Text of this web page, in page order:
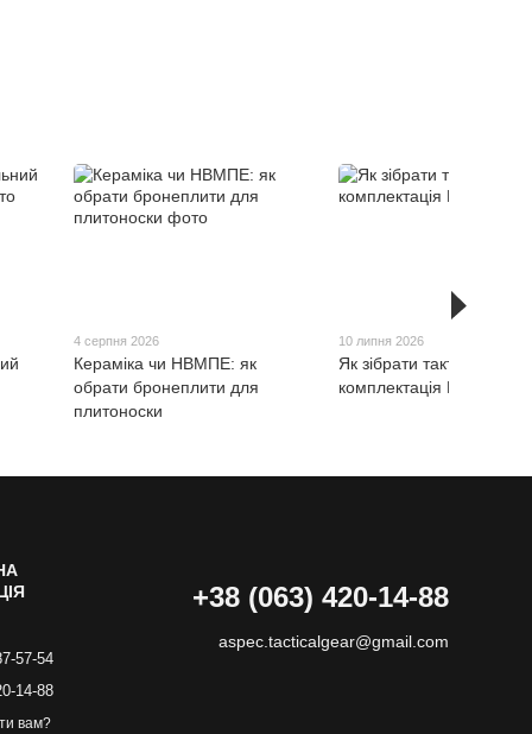
4 серпня 2026
Кераміка чи НВМПЕ: як
обрати бронеплити для
плитоноски
10 липня 2026
Як зібрати тактичний
комплектація РПС
57-54
14-88
вам?
+38 (063) 420-14-88
aspec.tacticalgear@gmail.com